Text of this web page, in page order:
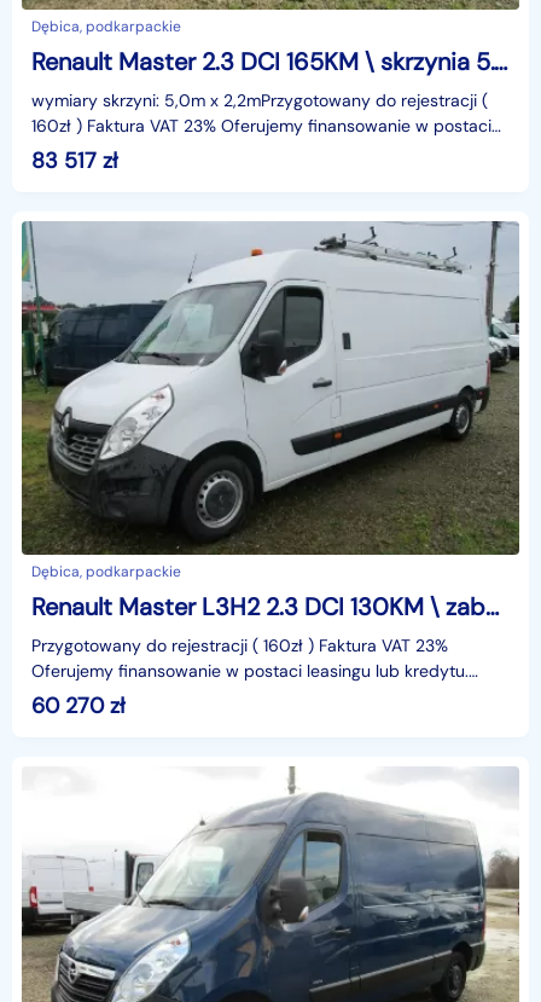
Dębica, podkarpackie
Renault Master 2.3 DCI 165KM \ skrzynia 5.0 x 2.2 \ FV23%
wymiary skrzyni: 5,0m x 2,2mPrzygotowany do rejestracji (
160zł ) Faktura VAT 23% Oferujemy finansowanie w postaci
leasingu lub kredytu. Gwarantujemy za przebie
83 517 zł
Dębica, podkarpackie
Renault Master L3H2 2.3 DCI 130KM \ zabudowa \ bagażnik \ FV23%
Przygotowany do rejestracji ( 160zł ) Faktura VAT 23%
Oferujemy finansowanie w postaci leasingu lub kredytu.
Gwarantujemy za przebieg.identyfikator: AKL3KK9Q
60 270zł